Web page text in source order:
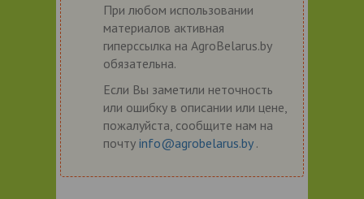
При любом использовании
материалов активная
гиперссылка на AgroBelarus.by
обязательна.
Если Вы заметили неточность
или ошибку в описании или цене,
пожалуйста, сообщите нам на
почту info@agrobelarus.by .